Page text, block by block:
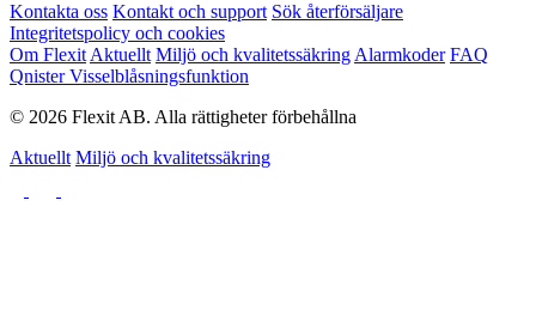
Kontakta oss Kontakt och support Sök återförsäljare
Integritetspolicy och cookies
Om Flexit Aktuellt Miljö och kvalitetssäkring Alarmkoder FAQ
Qnister Visselblåsningsfunktion
© 2026 Flexit AB. Alla rättigheter förbehållna
Aktuellt Miljö och kvalitetssäkring